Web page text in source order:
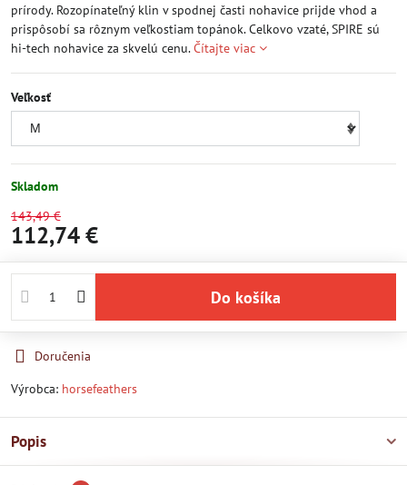
prírody. Rozopínateľný klin v spodnej časti nohavice prijde vhod a
prispôsobí sa rôznym veľkostiam topánok. Celkovo vzaté, SPIRE sú
hi-tech nohavice za skvelú cenu.Čítajte viac
Veľkosť
Skladom
143,49 €
112,74 €
Do košíka
Doručenia
Výrobca: horsefeathers
Popis